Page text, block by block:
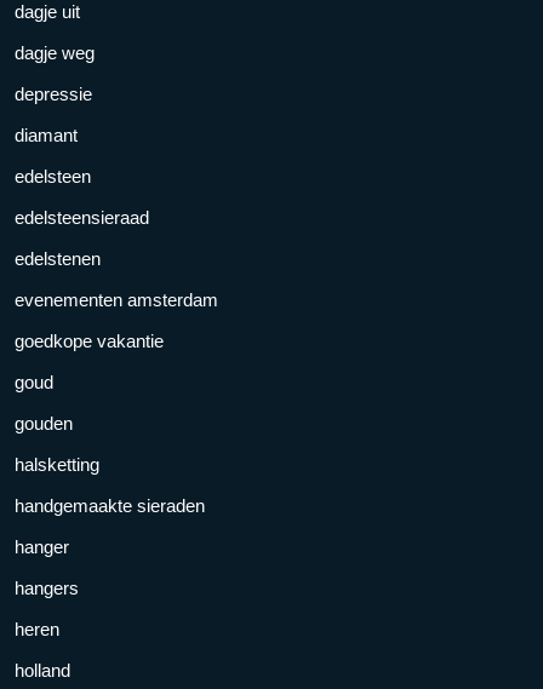
dagje uit
dagje weg
depressie
diamant
edelsteen
edelsteensieraad
edelstenen
evenementen amsterdam
goedkope vakantie
goud
gouden
halsketting
handgemaakte sieraden
hanger
hangers
heren
holland